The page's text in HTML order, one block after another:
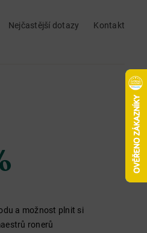
Nejčastější dotazy
Kontakt
a možnost plnit si
ronerů